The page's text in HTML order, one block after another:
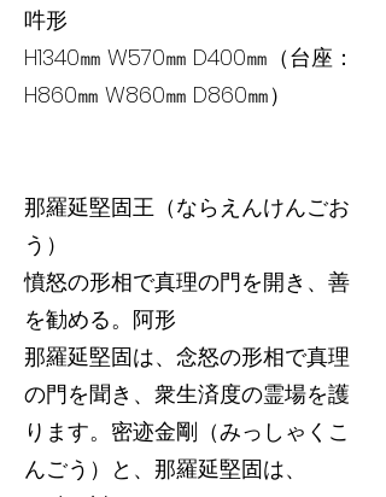
吽形
H1340㎜ W570㎜ D400㎜（台座：
H860㎜ W860㎜ D860㎜）
那羅延堅固王（ならえんけんごお
う）
憤怒の形相で真理の門を開き、善
を勧める。阿形
那羅延堅固は、念怒の形相で真理
の門を聞き、衆生済度の霊場を護
ります。密迹金剛（みっしゃくこ
んごう）と、那羅延堅固は、